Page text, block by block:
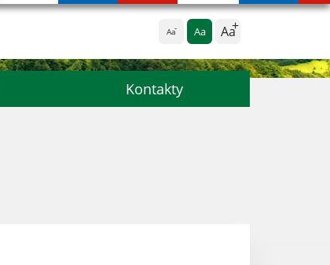
Aa Aa Aa
Kontakty